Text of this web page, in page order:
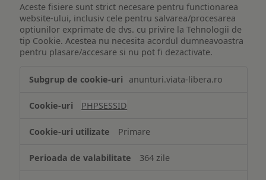
Aceste fisiere sunt strict necesare pentru functionarea
website-ului, inclusiv cele pentru salvarea/procesarea
optiunilor exprimate de dvs. cu privire la Tehnologii de
tip Cookie. Acestea nu necesita acordul dumneavoastra
pentru plasare/accesare si nu pot fi dezactivate.
de
Cookie
necesare
anunturi.viata-libera.ro
PHPSESSID
Primare
364 zile